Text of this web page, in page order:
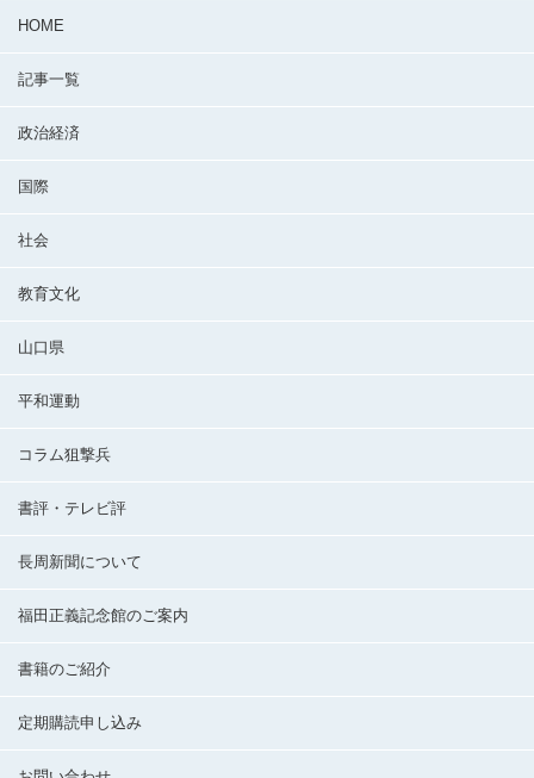
HOME
記事一覧
政治経済
国際
社会
教育文化
山口県
平和運動
コラム狙撃兵
書評・テレビ評
長周新聞について
福田正義記念館のご案内
書籍のご紹介
定期購読申し込み